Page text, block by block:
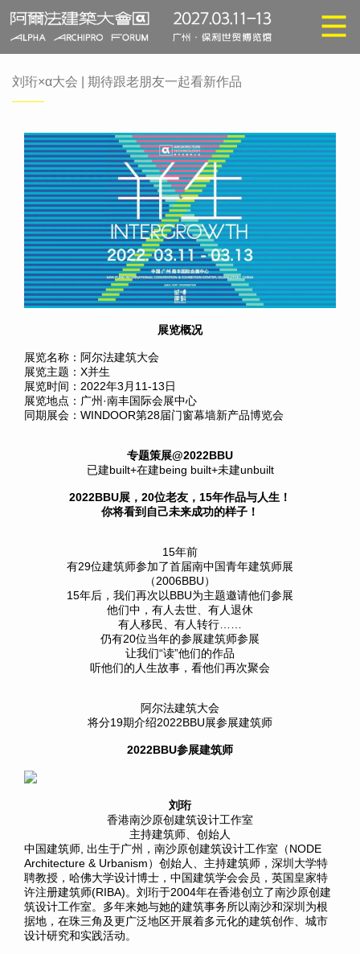
刘珩×α大会 | 期待跟老朋友一起看新作品
展览概况
展览名称：阿尔法建筑大会
展览主题：X并生
展览时间：2022年3月11-13日
展览地点：广州·南丰国际会展中心
同期展会：WINDOOR第28届门窗幕墙新产品博览会
专题策展@2022BBU
已建built+在建being built+未建unbuilt
2022BBU展，20位老友，15年作品与人生！
你将看到自己未来成功的样子！
15年前
有29位建筑师参加了首届南中国青年建筑师展
（2006BBU）
15年后，我们再次以BBU为主题邀请他们参展
他们中，有人去世、有人退休
有人移民、有人转行……
仍有20位当年的参展建筑师参展
让我们“读”他们的作品
听他们的人生故事，看他们再次聚会
阿尔法建筑大会
将分19期介绍2022BBU展参展建筑师
2022BBU参展建筑师
刘珩
香港南沙原创建筑设计工作室
主持建筑师、创始人
中国建筑师, 出生于广州，南沙原创建筑设计工作室（NODE
Architecture & Urbanism）创始人、主持建筑师，深圳大学特
聘教授，哈佛大学设计博士，中国建筑学会会员，英国皇家特
许注册建筑师(RIBA)。刘珩于2004年在香港创立了南沙原创建
筑设计工作室。多年来她与她的建筑事务所以南沙和深圳为根
据地，在珠三角及更广泛地区开展着多元化的建筑创作、城市
设计研究和实践活动。